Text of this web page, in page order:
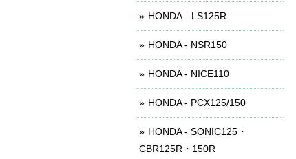
HONDA LS125R
HONDA - NSR150
HONDA - NICE110
HONDA - PCX125/150
HONDA - SONIC125・
CBR125R・150R